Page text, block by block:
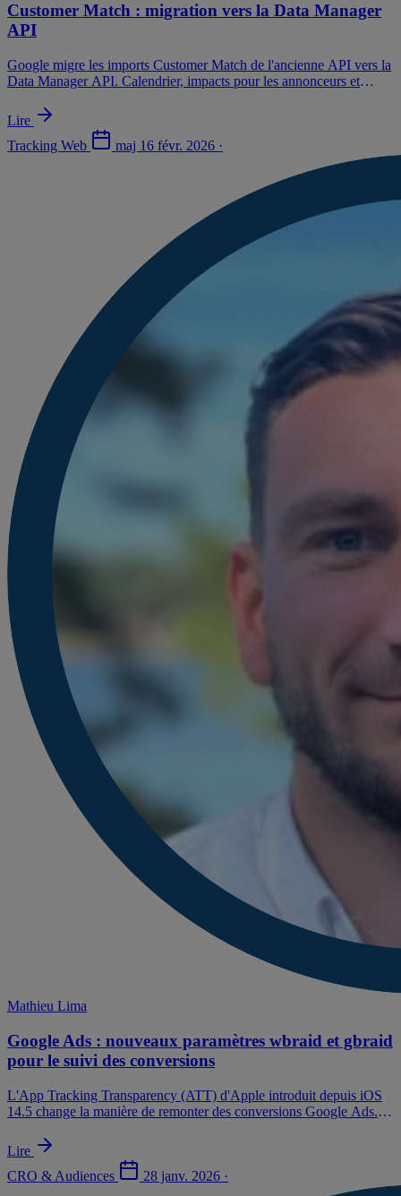
Customer Match : migration vers la Data Manager
API
Google migre les imports Customer Match de l'ancienne API vers la
Data Manager API. Calendrier, impacts pour les annonceurs et
Lire
Tracking Web
maj 16 févr. 2026 ·
Mathieu Lima
Google Ads : nouveaux paramètres wbraid et gbraid
pour le suivi des conversions
L'App Tracking Transparency (ATT) d'Apple introduit depuis iOS
14.5 change la manière de remonter des conversions Google Ads.
dans certains cas le gclid (Google Click ID).
Lire
CRO & Audiences
28 janv. 2026 ·